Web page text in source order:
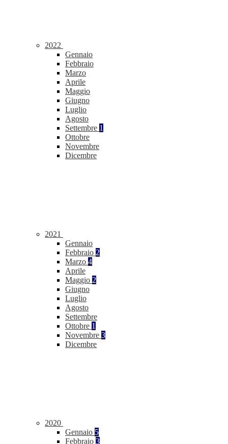
2022
Gennaio
Febbraio
Marzo
Aprile
Maggio
Giugno
Luglio
Agosto
Settembre 1
Ottobre
Novembre
Dicembre
2021
Gennaio
Febbraio 2
Marzo 4
Aprile
Maggio 2
Giugno
Luglio
Agosto
Settembre
Ottobre 1
Novembre 3
Dicembre
2020
Gennaio 5
Febbraio 3